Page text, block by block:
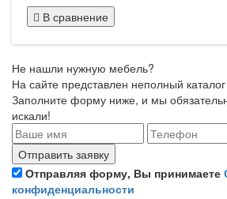
В сравнение
Не нашли нужную мебель?
На сайте представлен неполный
Заполните форму ниже, и мы
искали!
Отправляя форму, Вы принимаете
конфиденциальности